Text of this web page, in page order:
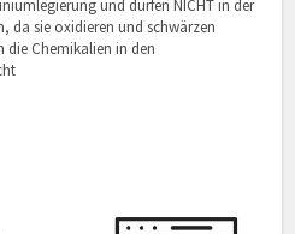
und dürfen NICHT in der
da sie oxidieren und schwärzen
die Chemikalien in den